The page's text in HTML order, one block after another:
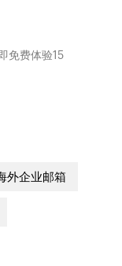
免费体验15
外企业邮箱